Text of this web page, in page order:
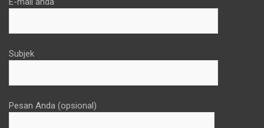
Subjek
Pesan Anda (opsional)